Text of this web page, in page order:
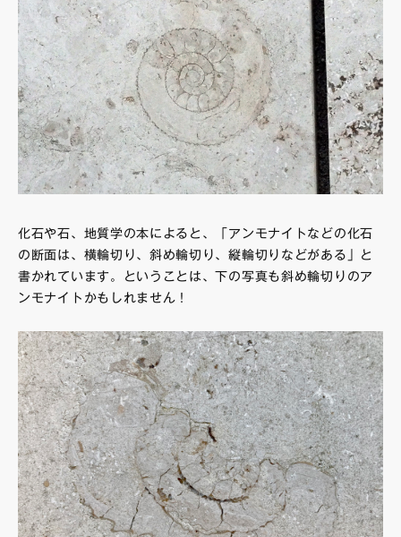
化石や石、地質学の本によると、「アンモナイトなどの化石
の断面は、横輪切り、斜め輪切り、縦輪切りなどがある」と
書かれています。ということは、下の写真も斜め輪切りのア
ンモナイトかもしれません！